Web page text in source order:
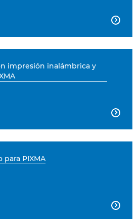

impresión inalámbrica y

para PIXMA
